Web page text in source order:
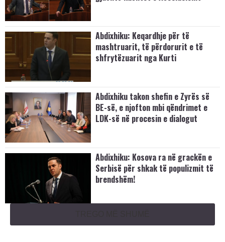
Abdixhiku: Keqardhje për të
mashtruarit, të përdorurit e të
shfrytëzuarit nga Kurti
Abdixhiku takon shefin e Zyrës së
BE-së, e njofton mbi qëndrimet e
LDK-së në procesin e dialogut
Abdixhiku: Kosova ra në grackën e
Serbisë për shkak të populizmit të
brendshëm!